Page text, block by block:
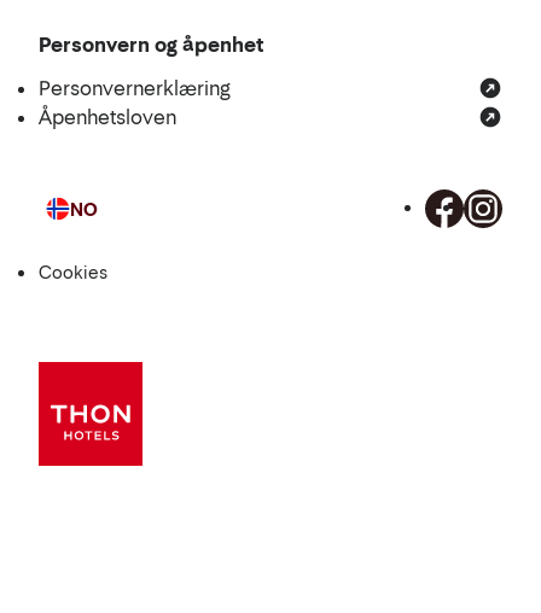
Personvern og åpenhet
Personvernerklæring
Åpenhetsloven
Språk
NO
Cookies